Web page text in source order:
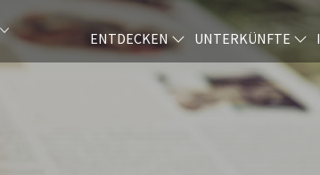
ENTDECKEN UNTERKÜNFTE